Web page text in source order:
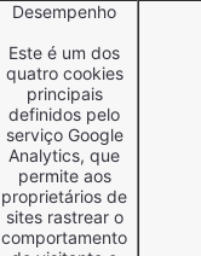
Desempenho
Este é um dos
quatro cookies
principais
definidos pelo
serviço Google
Analytics, que
permite aos
proprietários de
sites rastrear o
comportamento